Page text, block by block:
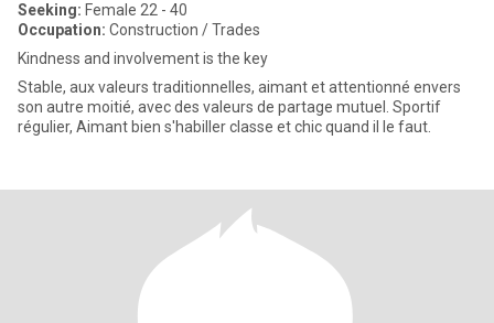
Seeking: Female 22 - 40
Occupation: Construction / Trades
Kindness and involvement is the key
Stable, aux valeurs traditionnelles, aimant et attentionné envers
son autre moitié, avec des valeurs de partage mutuel. Sportif
régulier, Aimant bien s'habiller classe et chic quand il le faut.